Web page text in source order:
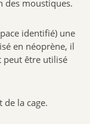
support (table de
les 3 étapes du
Limonene. •
à la
des moustiques.
identifié) une
en néoprène, il
peut être utilisé
la cage.